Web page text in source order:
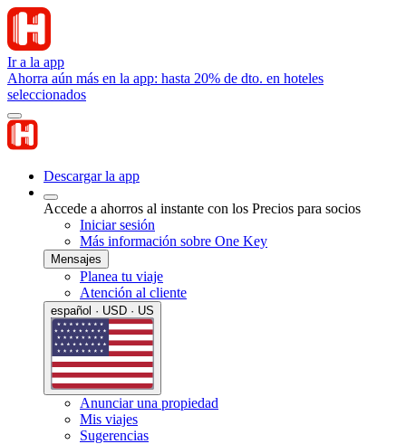
Ir a la app
Ahorra aún más en la app: hasta 20% de dto. en hoteles
seleccionados
Descargar la app
Accede a ahorros al instante con los Precios para socios
Iniciar sesión
Más información sobre One Key
Mensajes
Planea tu viaje
Atención al cliente
español · USD · US
Anunciar una propiedad
Mis viajes
Sugerencias